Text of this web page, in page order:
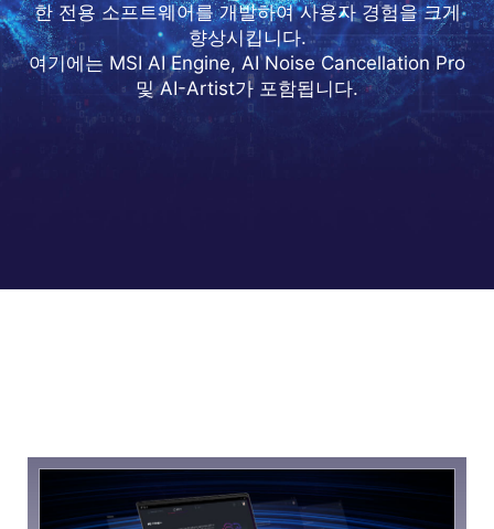
한 전용 소프트웨어를 개발하여 사용자 경험을 크게
향상시킵니다.
여기에는 MSI AI Engine, AI Noise Cancellation Pro
및 AI-Artist가 포함됩니다.